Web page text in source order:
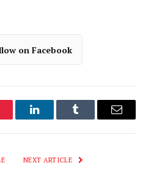
on Facebook
LinkedInTumblr Email
NEXT ARTICLE